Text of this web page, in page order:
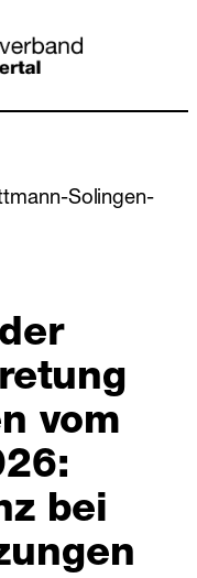
Solingen-
vom
bei